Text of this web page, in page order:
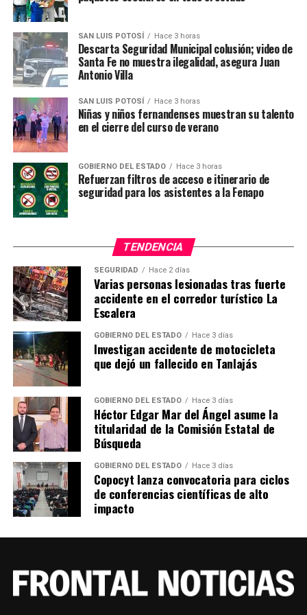
los participantes y es un hecho que el torneo será
catapulta para que en breve ocupen un lugar en
Pachuca donde cuentan con apoyo además del
deportivo y de estancia el importante aspecto
académico.
Beneficio aparte el haber representado una importante
derrama económica para la ciudad ya que los padres y
familiares de los cientos de prospectos les acompañaron
consumos diversos.
TEMAS RELACIONADOS
Es Canel´s-Specialized es líder por equipos
NO TE PIERDAS
Efrén Santos se queda con la etapa 4 en la Vuelta a
Costa Rica 2019
SAN LUIS POTOSÍ Hace 3 horas
Descarta Seguridad Municipal colusión; video de
Santa Fe no muestra ilegalidad, asegura Juan
Antonio Villa
SAN LUIS POTOSÍ Hace 3 horas
Niñas y niños fernandenses muestran su talento
en el cierre del curso de verano
GOBIERNO DEL ESTADO Hace 3 horas
Refuerzan filtros de acceso e itinerario de
seguridad para los asistentes a la Fenapo
TENDENCIA
SEGURIDAD Hace 2 días
Varias personas lesionadas tras fuerte
accidente en el corredor turístico La
Escalera
GOBIERNO DEL ESTADO Hace 3 días
Investigan accidente de motocicleta
que dejó un fallecido en Tanlajás
GOBIERNO DEL ESTADO Hace 3 días
Héctor Edgar Mar del Ángel asume la
titularidad de la Comisión Estatal de
Búsqueda
GOBIERNO DEL ESTADO Hace 3 días
Copocyt lanza convocatoria para ciclos
de conferencias científicas de alto
impacto